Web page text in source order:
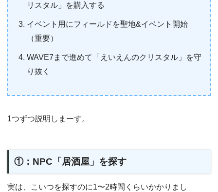
リスタル」を購入する
イベント用にフィールドを聖地&イベント開始
（重要）
WAVE7まで進めて「えいえんのクリスタル」を守
り抜く
1つずつ説明しまーす。
①：NPC「居酒屋」を探す
実は、こいつを探すのに1〜2時間くらいかかりまし